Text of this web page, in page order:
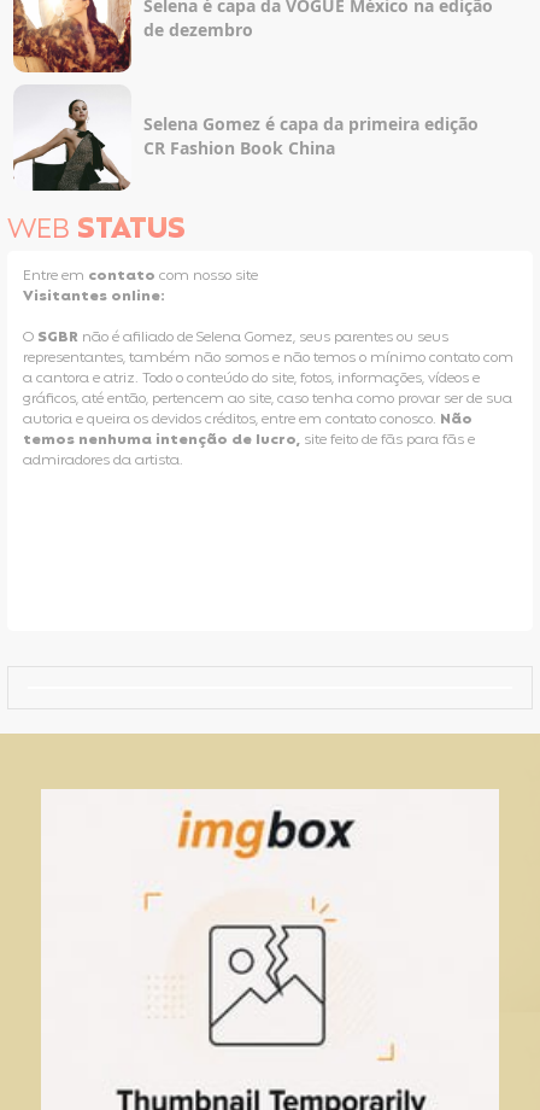
Selena é capa da VOGUE México na edição
de dezembro
Selena Gomez é capa da primeira edição
CR Fashion Book China
WEB STATUS
Entre em contato com nosso site
Visitantes online:
O SGBR não é afiliado de Selena Gomez, seus parentes ou seus
representantes, também não somos e não temos o mínimo contato com
a cantora e atriz. Todo o conteúdo do site, fotos, informações, vídeos e
gráficos, até então, pertencem ao site, caso tenha como provar ser de sua
autoria e queira os devidos créditos, entre em contato conosco. Não
temos nenhuma intenção de lucro, site feito de fãs para fãs e
admiradores da artista.